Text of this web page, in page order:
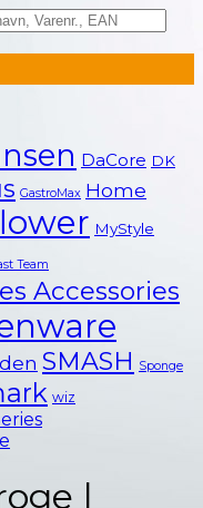
DaCore DK
GastroMax Home
MyStyle
Team
Accessories
SMASH Sponge
wiz
|